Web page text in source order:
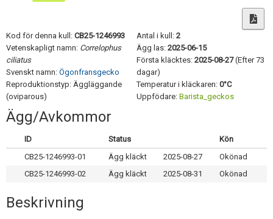
Kod för denna kull: CB25-1246993
Vetenskapligt namn: Correlophus
ciliatus
Svenskt namn: Ögonfransgecko
Reproduktionstyp: Äggläggande
(oviparous)
Antal i kull: 2
Ägg las: 2025-06-15
Första kläcktes: 2025-08-27(Efter 73
dagar)
Temperatur i kläckaren: 0°C
Uppfödare: Barista_geckos
Ägg/Avkommor
ID Status
Kön
CB25-1246993-01
Ägg kläckt 2025-08-27
Okönad
CB25-1246993-02
Ägg kläckt 2025-08-31 Okönad
Beskrivning
Privacy Policy
Terms of Service
Skapa konto